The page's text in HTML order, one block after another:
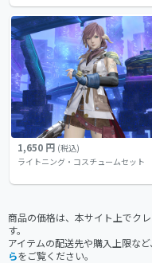
1,650 円 (税込)
ライトニング・コスチュームセット
商品の価格は、本サイト上でク
す。
アイテムの配送先や購入上限な
らをご覧ください。